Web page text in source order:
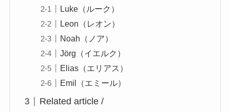
Luke（ルーク）
Leon（レオン）
Noah（ノア）
Jörg（イエルク）
Elias（エリアス）
Emil（エミール）
Related article /